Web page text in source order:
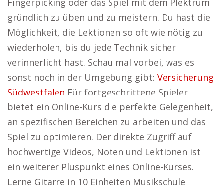
Fingerpicking oder das Spiel mit dem Plektrum
gründlich zu üben und zu meistern. Du hast die
Möglichkeit, die Lektionen so oft wie nötig zu
wiederholen, bis du jede Technik sicher
verinnerlicht hast. Schau mal vorbei, was es
sonst noch in der Umgebung gibt: Versicherung
Südwestfalen Für fortgeschrittene Spieler
bietet ein Online-Kurs die perfekte Gelegenheit,
an spezifischen Bereichen zu arbeiten und das
Spiel zu optimieren. Der direkte Zugriff auf
hochwertige Videos, Noten und Lektionen ist
ein weiterer Pluspunkt eines Online-Kurses.
Lerne Gitarre in 10 Einheiten Musikschule